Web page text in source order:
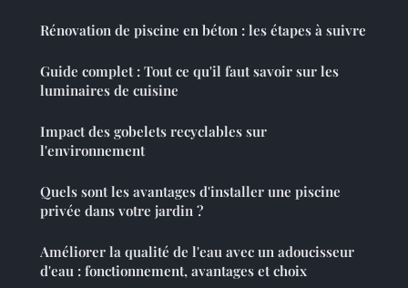
Rénovation de piscine en béton : les étapes à suivre
Guide complet : Tout ce qu'il faut savoir sur les
luminaires de cuisine
Impact des gobelets recyclables sur
l'environnement
Quels sont les avantages d'installer une piscine
privée dans votre jardin ?
Améliorer la qualité de l'eau avec un adoucisseur
d'eau : fonctionnement, avantages et choix